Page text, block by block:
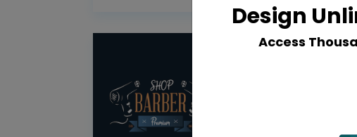
Design
Access